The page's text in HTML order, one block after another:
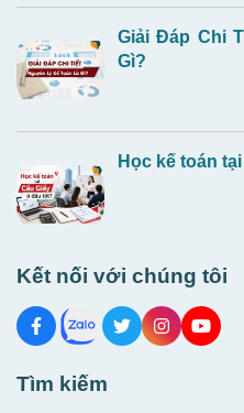
Giải Đáp Chi
Gì?
Học kế toán
Kết nối với chúng tôi
Tìm kiếm